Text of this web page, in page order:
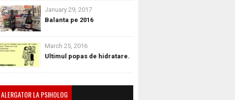
January 29, 2017
Balanta pe 2016
March 25, 2016
Ultimul popas de hidratare.
ALERGATOR LA PSIHOLOG